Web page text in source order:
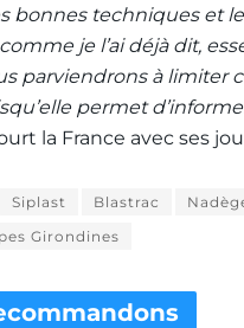
bonnes techniques et
je l’ai déjà dit,
parviendrons à limiter
permet
la France avec ses
Siplast Blastrac
Girondines